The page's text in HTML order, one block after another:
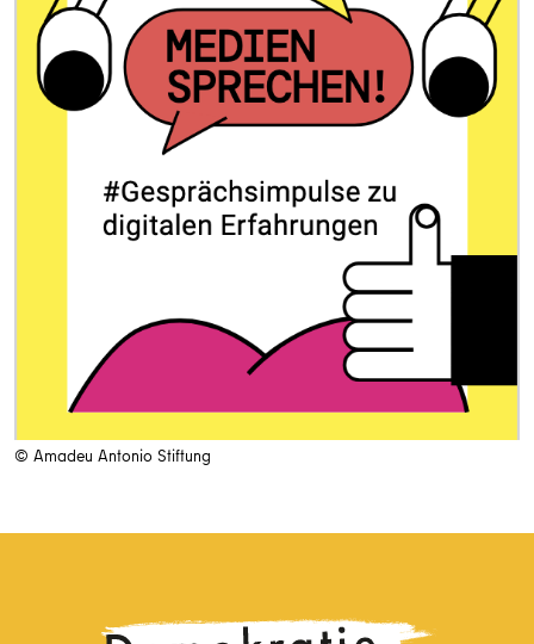
© Amadeu Antonio Stiftung